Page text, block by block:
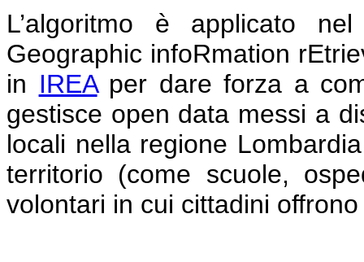
L’algoritmo è applicato
Geographic infoRmation
in IREAper dare forza a
gestisce open data messi a
locali nella regione
territorio (come scuole,
volontari in cui cittadini